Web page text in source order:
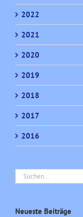
2022
2021
2020
2019
2018
2017
2016
Suche
nach:
Neueste Beiträge